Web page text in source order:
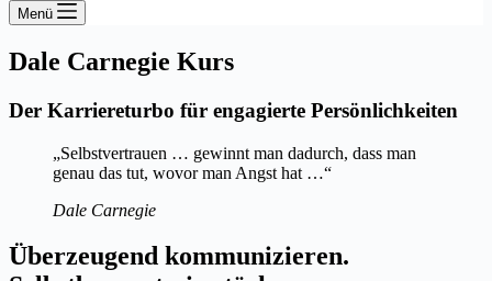
Menü
Dale Carnegie Kurs
Der Karriereturbo für engagierte Persönlichkeiten
„Selbstvertrauen … gewinnt man dadurch, dass man
genau das tut, wovor man Angst hat …“
Dale Carnegie
Überzeugend kommunizieren.